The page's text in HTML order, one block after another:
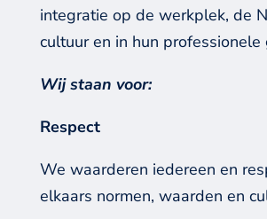
integratie op de werkplek, de
cultuuren in hun professionele
Wij staan voor:
Respect
We waarderen iedereen en
elkaars normen, waarden en